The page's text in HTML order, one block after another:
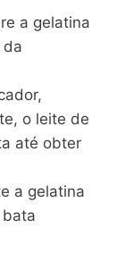
a gelatina
da
o leite de
até obter
a gelatina